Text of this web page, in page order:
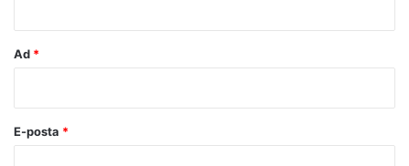
Ad *
E-posta *